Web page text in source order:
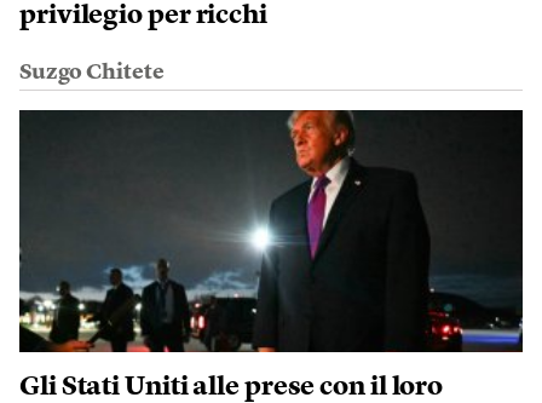
privilegio per ricchi
Suzgo Chitete
Gli Stati Uniti alle prese con il loro